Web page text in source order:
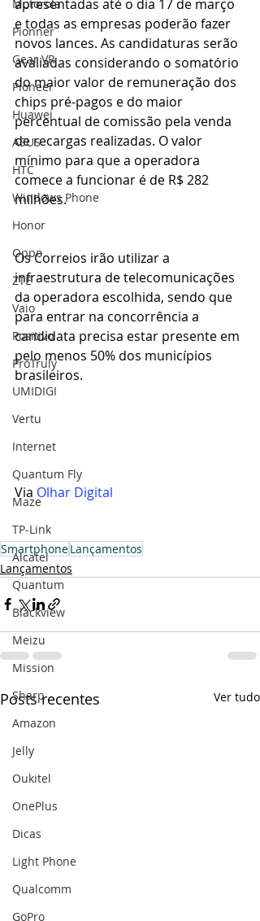
Motorola
Pionner
Gear VR
Pioneer
Huawei
ASUS
HTC
Windows Phone
Honor
Oppo
ZTE
Vaio
Positivo
ProTruly
UMIDIGI
Vertu
Internet
Quantum Fly
Maze
TP-Link
Alcatel
Quantum
Blackview
Meizu
Mission
Sharp
Amazon
Jelly
Oukitel
OnePlus
Dicas
Light Phone
Qualcomm
GoPro
apresentadas até o dia 17 de março
e todas as empresas poderão fazer
novos lances. As candidaturas serão
avaliadas considerando o somatório
do maior valor de remuneração dos
chips pré-pagos e do maior
percentual de comissão pela venda
de recargas realizadas. O valor
mínimo para que a operadora
comece a funcionar é de R$ 282
milhões.
Os Correios irão utilizar a
infraestrutura de telecomunicações
da operadora escolhida, sendo que
para entrar na concorrência a
candidata precisa estar presente em
pelo menos 50% dos municípios
brasileiros.
Via Olhar Digital
SmartphoneLançamentos
Lançamentos
Posts recentes Ver tudo